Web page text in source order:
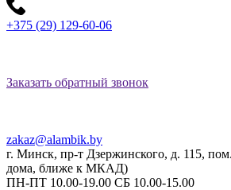
+375 (29) 129-60-06
Заказать обратный звонок
zakaz@alambik.by
г. Минск, пр-т Дзержинского, д. 115,
дома, ближе к МКАД)
ПН-ПТ 10.00-19.00 СБ 10.00-15.00